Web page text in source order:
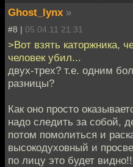
Ghost_lynx »
#8 | 05.04.11 21:31
>Вот взять каторжника,
человек убил...
двух-трех? т.е. одним
разницы?
Как оно просто
надо следить за собой,
потом помолиться и
высокодуховный и
по лицу это будет